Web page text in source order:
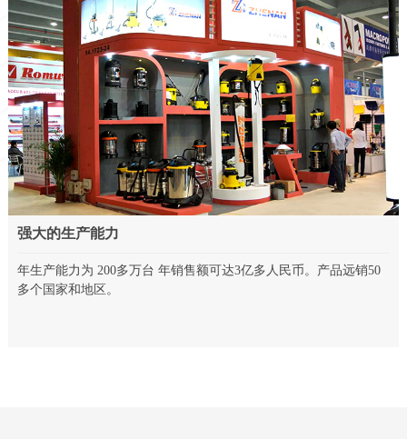
强大的生产能力
年生产能力为 200多万台 年销售额可达3亿多人民币。产品远销50
多个国家和地区。